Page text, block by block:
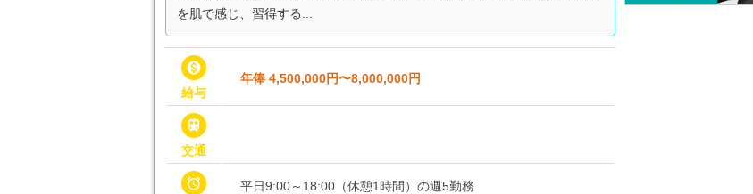
を肌で感じ、習得する...

給与
年俸 4,500,000円〜8,000,000円

交通

平日9:00～18:00（休憩1時間）の週5勤務